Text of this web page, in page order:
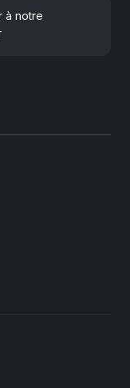
à notre